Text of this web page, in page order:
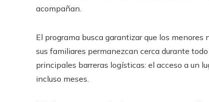
acompañan.
El programa busca garantizar que los
sus familiares permanezcan cerca durante
principales barreras logísticas: el acceso a un
incluso meses.